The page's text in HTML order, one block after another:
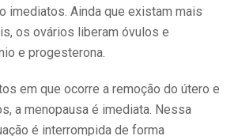
imediatos. Ainda que existam mais
os ovários liberam óvulos e
e progesterona.
em que ocorre a remoção do útero e
a menopausa é imediata. Nessa
é interrompida de forma